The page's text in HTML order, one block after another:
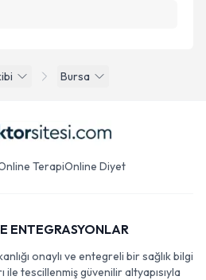
Bursa
TerapiOnline Diyet
ENTEGRASYONLAR
onaylı ve entegreli bir sağlık bilgi
tescillenmiş güvenilir altyapısıyla